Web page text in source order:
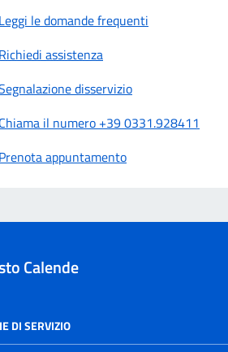
le domande frequenti
assistenza
disservizio
il numero +39 0331.928411
appuntamento
Calende
DI SERVIZIO